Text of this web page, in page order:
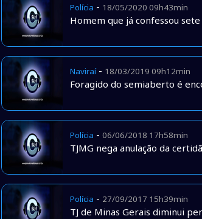
Polícia - 18/05/2020 09h43min
Homem que já confessou
Naviraí- 18/03/2019 09h12min
Foragido do semiaberto é
Polícia - 06/06/2018 17h58min
TJMG nega anulação da
Polícia - 27/09/2017 15h39min
TJ de Minas Gerais diminui